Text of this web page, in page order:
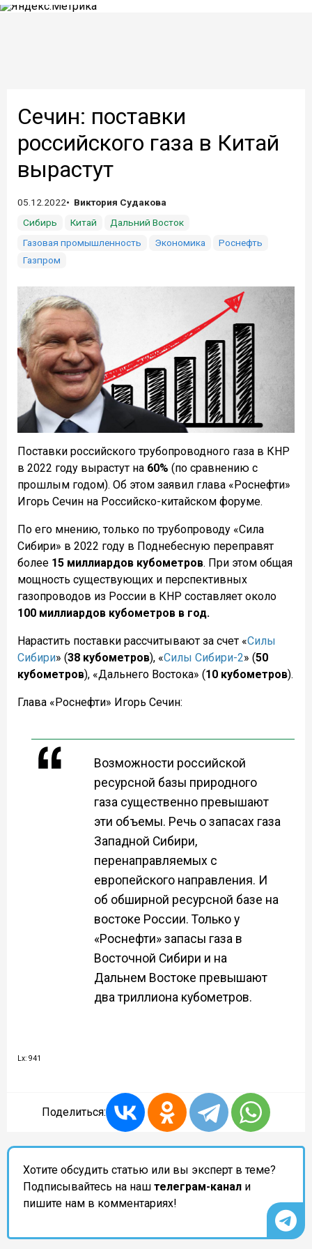
Сечин: поставки
российского газа в Китай
вырастут
05.12.2022
Виктория Судакова
Сибирь
Китай
Дальний Восток
Газовая промышленность
Экономика
Роснефть
Газпром
Поставки российского трубопроводного газа в КНР
в 2022 году вырастут на 60% (по сравнению с
прошлым годом). Об этом заявил глава «Роснефти»
Игорь Сечин на Российско-китайском форуме.
По его мнению, только по трубопроводу «Сила
Сибири» в 2022 году в Поднебесную переправят
более 15 миллиардов кубометров. При этом общая
мощность существующих и перспективных
газопроводов из России в КНР составляет около
100 миллиардов кубометров в год.
Нарастить поставки рассчитывают за счет «Силы
Сибири» (38 кубометров), «Силы Сибири-2» (50
кубометров), «Дальнего Востока» (10 кубометров).
Глава «Роснефти» Игорь Сечин:
Возможности российской
ресурсной базы природного
газа существенно превышают
эти объемы. Речь о запасах газа
Западной Сибири,
перенаправляемых с
европейского направления. И
об обширной ресурсной базе на
востоке России. Только у
«Роснефти» запасы газа в
Восточной Сибири и на
Дальнем Востоке превышают
два триллиона кубометров.
Lx: 941
Поделиться:
Хотите обсудить статью или вы эксперт в теме?
Подписывайтесь на наш телеграм-канал и
пишите нам в комментариях!